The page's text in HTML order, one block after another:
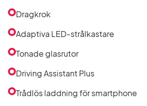
Dragkrok
Adaptiva LED-strålkastare
Tonade glasrutor
Driving Assistant Plus
Trådlös laddning för smartphone